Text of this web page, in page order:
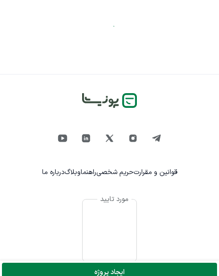
ایجاد پروژه
قوانین و مقرارتحریم شخصیراهنماوبلاگدرباره ما
مورد تایید